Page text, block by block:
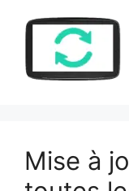
contenu
Mise à